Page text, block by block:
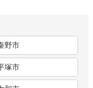
野市
塚市